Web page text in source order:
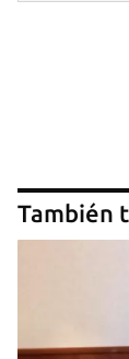
También